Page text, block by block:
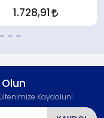
1.728,91
Olun
Kaydolun!